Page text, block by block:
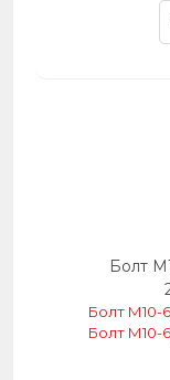
Болт
Болт М10-
Болт М10-